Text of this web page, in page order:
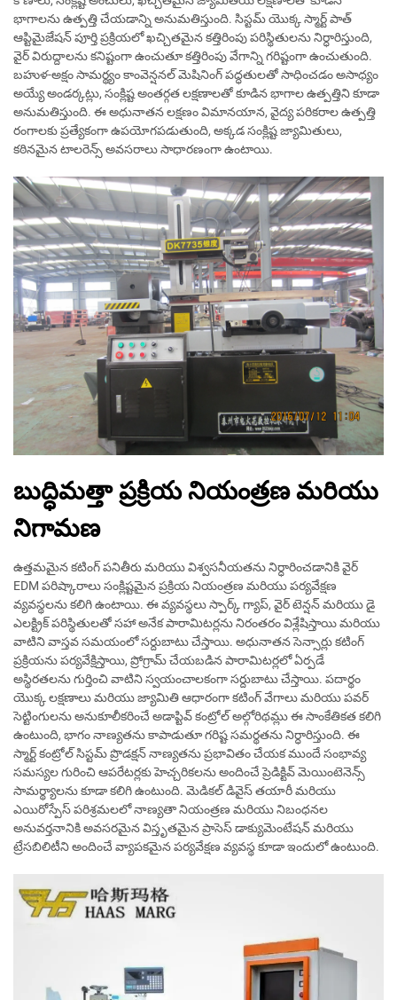
భాగాలను ఉత్పత్తి చేయడాన్ని అనుమతిస్తుంది. సిస్టమ్ యొక్క స్మార్ట్ పాత్
ఆప్టిమైజేషన్ పూర్తి ప్రక్రియలో ఖచ్చితమైన కత్తిరింపు పరిస్థితులను నిర్ధారిస్తుంది,
వైర్ విరుద్దాలను కనిష్టంగా ఉంచుతూ కత్తిరింపు వేగాన్ని గరిష్టంగా ఉంచుతుంది.
బహుళ-అక్షం సామర్థ్యం కాంవెన్షనల్ మెషినింగ్ పద్ధతులతో సాధించడం అసాధ్యం
అయ్యే అండర్కట్లు, సంక్లిష్ట అంతర్గత లక్షణాలతో కూడిన భాగాల ఉత్పత్తిని కూడా
అనుమతిస్తుంది. ఈ అధునాతన లక్షణం విమానయాన, వైద్య పరికరాల ఉత్పత్తి
రంగాలకు ప్రత్యేకంగా ఉపయోగపడుతుంది, అక్కడ సంక్లిష్ట జ్యామితులు,
కఠినమైన టాలరెన్స్ అవసరాలు సాధారణంగా ఉంటాయి.
బుద్ధిమత్తా ప్రక్రియ నియంత్రణ మరియు
నిగామణ
ఉత్తమమైన కటింగ్ పనితీరు మరియు విశ్వసనీయతను నిర్ధారించడానికి వైర్
EDM పరిష్కారాలు సంక్లిష్టమైన ప్రక్రియ నియంత్రణ మరియు పర్యవేక్షణ
వ్యవస్థలను కలిగి ఉంటాయి. ఈ వ్యవస్థలు స్పార్క్ గ్యాప్, వైర్ టెన్షన్ మరియు డై
ఎలక్ట్రిక్ పరిస్థితులతో సహా అనేక పారామిటర్లను నిరంతరం విశ్లేషిస్తాయి మరియు
వాటిని వాస్తవ సమయంలో సర్దుబాటు చేస్తాయి. అధునాతన సెన్సార్లు కటింగ్
ప్రక్రియను పర్యవేక్షిస్తాయి, ప్రోగ్రామ్ చేయబడిన పారామిటర్లలో ఏర్పడే
అస్థిరతలను గుర్తించి వాటిని స్వయంచాలకంగా సర్దుబాటు చేస్తాయి. పదార్థం
యొక్క లక్షణాలు మరియు జ్యామితి ఆధారంగా కటింగ్ వేగాలు మరియు పవర్
సెట్టింగులను అనుకూలీకరించే అడాప్టివ్ కంట్రోల్ అల్గోరిథమ్లు ఈ సాంకేతికత కలిగి
ఉంటుంది, భాగం నాణ్యతను కాపాడుతూ గరిష్ట సమర్థతను నిర్ధారిస్తుంది. ఈ
స్మార్ట్ కంట్రోల్ సిస్టమ్ ప్రొడక్షన్ నాణ్యతను ప్రభావితం చేయక ముందే సంభావ్య
సమస్యల గురించి ఆపరేటర్లకు హెచ్చరికలను అందించే ప్రెడిక్టివ్ మెయింటెనెన్స్
సామర్థ్యాలను కూడా కలిగి ఉంటుంది. మెడికల్ డివైస్ తయారీ మరియు
ఎయిరోస్పేస్ పరిశ్రమలలో నాణ్యతా నియంత్రణ మరియు నిబంధనల
అనువర్తనానికి అవసరమైన విస్తృతమైన ప్రాసెస్ డాక్యుమెంటేషన్ మరియు
ట్రేసబిలిటీని అందించే వ్యాపకమైన పర్యవేక్షణ వ్యవస్థ కూడా ఇందులో ఉంటుంది.